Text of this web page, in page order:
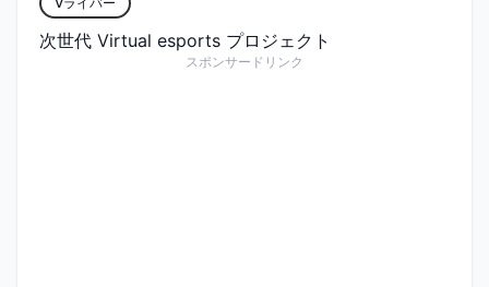
次世代 Virtual esports プロジェクト
スポンサードリンク